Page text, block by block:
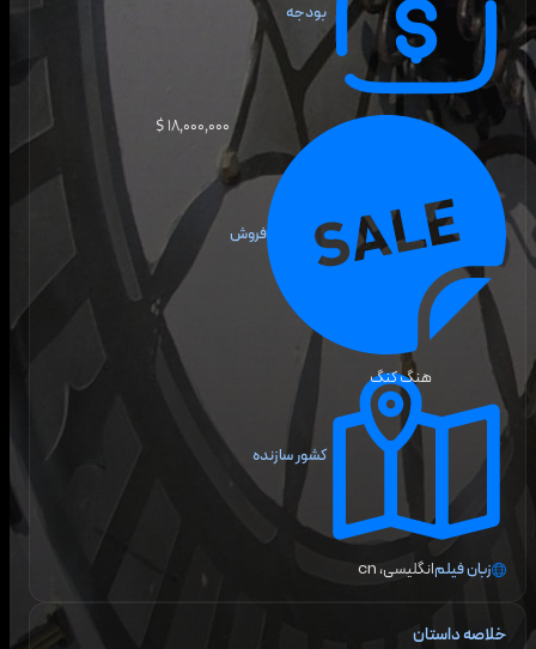
بودجه
فروش
۱۸٬۰۰۰٬۰۰۰ $
کشور سازنده
هنگ کنگ
زبان فیلمانگلیسی، cn
خلاصه داستان